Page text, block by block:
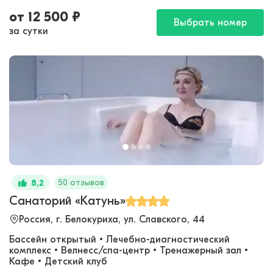
от 12 500 ₽
за сутки
Выбрать номер
8,2 50 отзывов
Санаторий «Катунь»
Россия, г. Белокуриха, ул. Славского, 44
Бассейн открытый • Лечебно-диагностический
комплекс • Велнесс/спа-центр • Тренажерный зал •
Кафе • Детский клуб